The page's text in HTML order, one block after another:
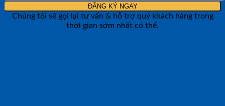
Chúng tôi sẽ gọi lại tư vấn & hỗ trợ quý khách hàng trong
thời gian sớm nhất có thể.